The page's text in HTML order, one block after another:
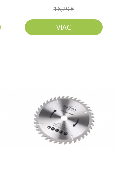
16,29 €
VIAC